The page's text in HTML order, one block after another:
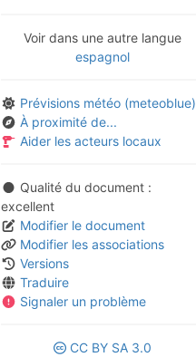
Voir dans une autre langue
espagnol
Prévisions météo (meteoblue)
À proximité de...
Aider les acteurs locaux
Qualité du document
excellent
Modifier le document
Modifier les associations
Versions
Traduire
Signaler un problème
CC BY SA 3.0